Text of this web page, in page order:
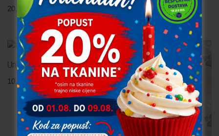
20,90 €
Umjetno krzno
10,90€ uključ. PDV po metru